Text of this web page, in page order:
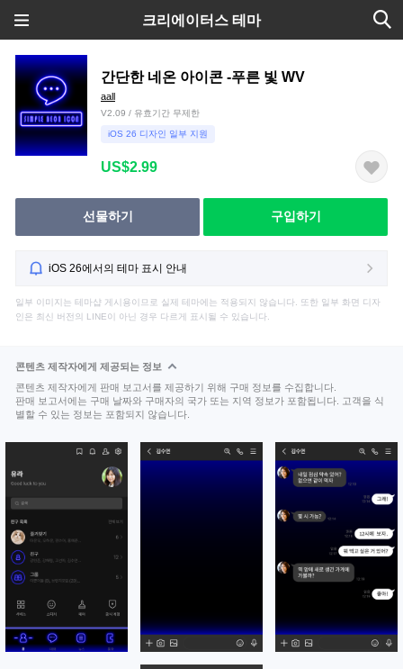
크리에이터스 테마
간단한 네온 아이콘 -푸른 빛 WV
aall
V2.09 / 유효기간 무제한
iOS 26 디자인 일부 지원
US$2.99
선물하기 구입하기
iOS 26에서의 테마 표시 안내
일부 이미지는 테마샵 게시용이므로 실제 테마에는 적용되지 않습니다. 또한 일부 화면 디자
인은 최신 버전의 LINE이 아닌 경우 다르게 표시될 수 있습니다.
콘텐츠 제작자에게 제공되는 정보
콘텐츠 제작자에게 판매 보고서를 제공하기 위해 구매 정보를 수집합니다.
판매 보고서에는 구매 날짜와 구매자의 국가 또는 지역 정보가 포함됩니다. 고객을 식
별할 수 있는 정보는 포함되지 않습니다.